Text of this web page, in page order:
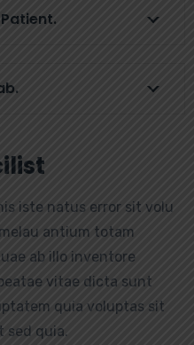
iste natus error sit volu
antium totam
ab illo inventore
vitae dicta sunt
quia voluptas sit
sed quia.